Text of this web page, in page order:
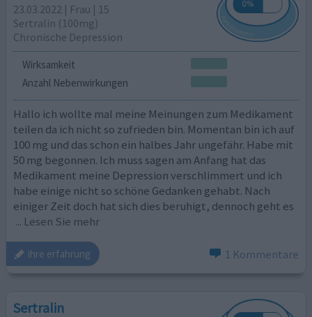
23.03.2022 | Frau | 15
Sertralin (100mg)
Chronische Depression
Wirksamkeit
Anzahl Nebenwirkungen
Hallo ich wollte mal meine Meinungen zum Medikament
teilen da ich nicht so zufrieden bin. Momentan bin ich auf
100 mg und das schon ein halbes Jahr ungefähr. Habe mit
50 mg begonnen. Ich muss sagen am Anfang hat das
Medikament meine Depression verschlimmert und ich
habe einige nicht so schöne Gedanken gehabt. Nach
einiger Zeit doch hat sich dies beruhigt, dennoch geht es
... Lesen Sie mehr
ihre erfahrung 1 Kommentare
Sertralin